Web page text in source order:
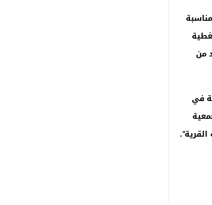
ل” بمناسبة
من
في
“.